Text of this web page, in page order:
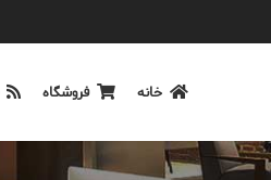
خانه فروشگاه